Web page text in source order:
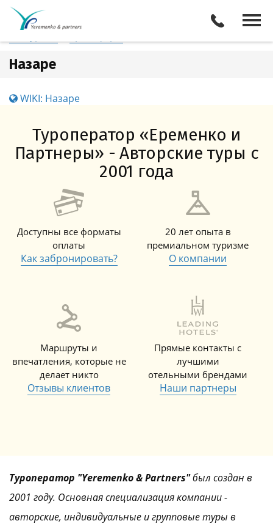
Португалия
Все туры
Назаре
WIKI: Назаре
Туроператор «Еременко и
Партнеры» - Авторские туры с
2001 года
Доступны все форматы
оплаты
Как забронировать?
20 лет опыта в
премиальном туризме
О компании
Маршруты и
впечатления, которые не
делает никто
Отзывы клиентов
Прямые контакты с
лучшими
отельными брендами
Наши партнеры
Туроператор "Yeremenko & Partners"был создан в
2001 году. Основная специализация компании -
авторские, индивидуальные и групповые туры в